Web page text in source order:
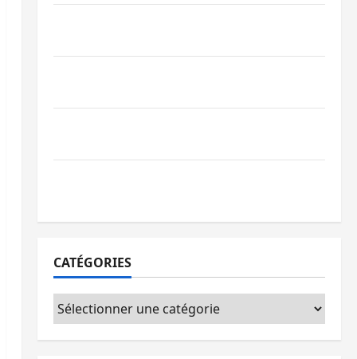
CATÉGORIES
Catégories